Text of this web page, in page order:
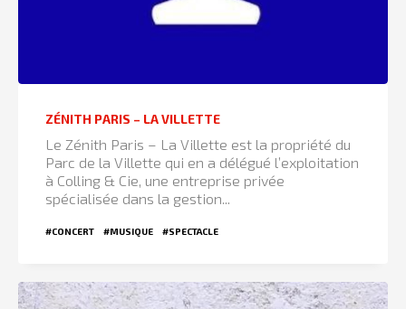
ZÉNITH PARIS – LA VILLETTE
Le Zénith Paris – La Villette est la propriété du
Parc de la Villette qui en a délégué l’exploitation
à Colling & Cie, une entreprise privée
spécialisée dans la gestion...
#CONCERT #MUSIQUE #SPECTACLE